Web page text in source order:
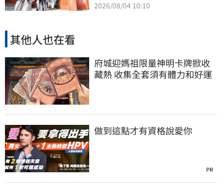
2026/08/04 10:10
其他人也在看
府城迎媽祖限量神明卡牌掀收
藏熱 收集全套須有體力和好運
做到這點才有資格說愛你
PR